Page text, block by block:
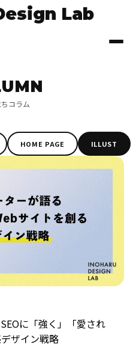
Lab
コラム
HOME PAGE ILLUST
に「強く」「愛され
ザイン戦略